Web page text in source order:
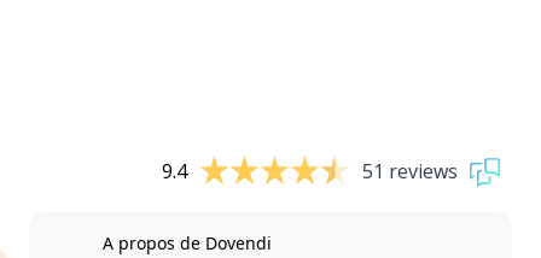
9.4 51 reviews
A propos de Dovendi